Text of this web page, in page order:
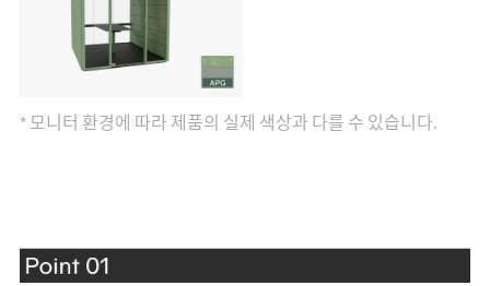
* 모니터 환경에 따라 제품의 실제 색상과 다를 수 있습니다.